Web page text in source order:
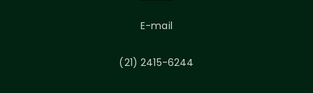
E-mail
(21) 2415-6244